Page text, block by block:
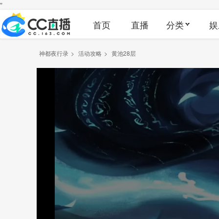
"
首页 直播 分类
神都夜行录 > 活动攻略 > 黄池28层